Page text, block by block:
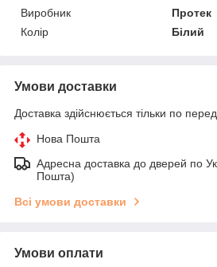
Виробник
Протек
Колір
Білий
Умови доставки
Доставка здійснюється тільки по
Нова Пошта
Адресна доставка до дверей по
Пошта)
Всі умови доставки
Умови оплати